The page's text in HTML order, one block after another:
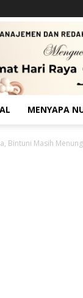
MENYAPA
Bintuni Masih